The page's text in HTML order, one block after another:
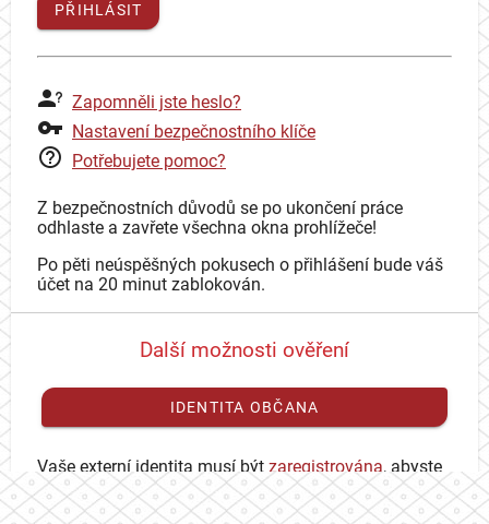
PŘIHLÁSIT
Zapomněli jste heslo?
Nastavení bezpečnostního klíče
Potřebujete pomoc?
Z bezpečnostních důvodů se po ukončení práce
odhlaste a zavřete všechna okna prohlížeče!
Po pěti neúspěšných pokusech o přihlášení bude váš
účet na 20 minut zablokován.
Další možnosti ověření
IDENTITA OBČANA
Vaše externí identita musí být zaregistrována, abyste
se mohli přihlásit ke svému CAS účtu.